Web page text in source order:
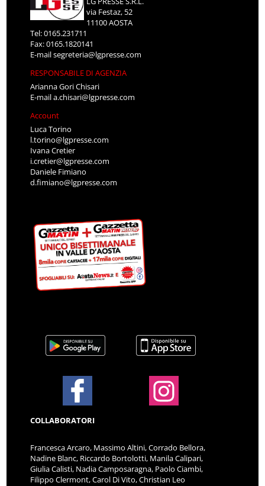
via Festaz, 52
11100 AOSTA
Tel: 0165.231711
Fax: 0165.1820141
E-mailsegreteria@lgpresse.com
RESPONSABILE DI AGENZIA
Arianna Gori Chisari
E-maila.chisari@lgpresse.com
Account
Luca Torino
l.torino@lgpresse.com
Ivana Cretier
i.cretier@lgpresse.com
Daniele Fimiano
d.fimiano@lgpresse.com
COLLABORATORI
Francesca Arcaro, Massimo Altini, Corrado Bellora,
Nadine Blanc, Riccardo Bortolotti, Manila Calipari,
Giulia Calisti, Nadia Camposaragna, Paolo Ciambi,
Filippo Clermont, Carol Di Vito, Christian Leo